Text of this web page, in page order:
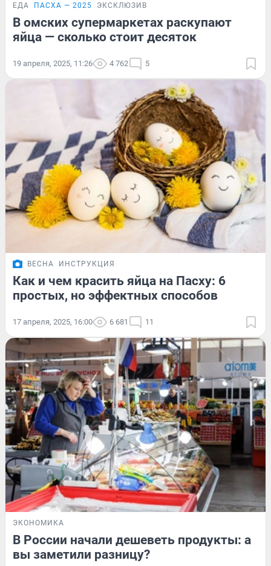
ЕДА ПАСХА — 2025 ЭКСКЛЮЗИВ
В омских супермаркетах раскупают
яйца — сколько стоит десяток
19 апреля, 2025, 11:26 4 762 5
ВЕСНА ИНСТРУКЦИЯ
Как и чем красить яйца на Пасху: 6
простых, но эффектных способов
17 апреля, 2025, 16:00 6 681 11
ЭКОНОМИКА
В России начали дешеветь продукты: а
вы заметили разницу?